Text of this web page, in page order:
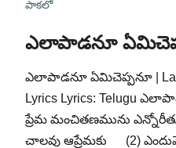
పాకలో
ఎలాపాడనూ
ఎలాపాడనూ ఏమిచెప్పనూ |
Lyrics Lyrics: Telugu
ప్రేమ మంచితణమును
చాలవు ఆప్రేమకు (2)